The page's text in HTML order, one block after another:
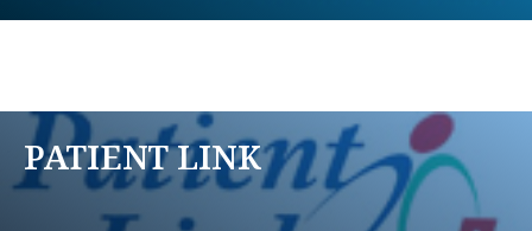
PATIENT LINK